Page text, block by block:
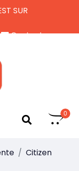
SUR
Contactez-nous
0
Citizen